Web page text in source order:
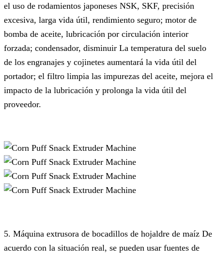
el uso de rodamientos japoneses NSK, SKF, precisión
excesiva, larga vida útil, rendimiento seguro; motor de
bomba de aceite, lubricación por circulación interior
forzada; condensador, disminuir La temperatura del suelo
de los engranajes y cojinetes aumentará la vida útil del
portador; el filtro limpia las impurezas del aceite, mejora el
impacto de la lubricación y prolonga la vida útil del
proveedor.
5. Máquina extrusora de bocadillos de hojaldre de maíz De
acuerdo con la situación real, se pueden usar fuentes de